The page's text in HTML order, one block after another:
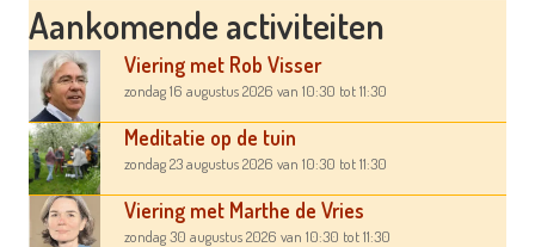
Aankomende activiteiten
Viering met Rob Visser
zondag 16 augustus 2026 van 10:30 tot 11:30
Meditatie op de tuin
zondag 23 augustus 2026 van 10:30 tot 11:30
Viering met Marthe de Vries
zondag 30 augustus 2026 van 10:30 tot 11:30